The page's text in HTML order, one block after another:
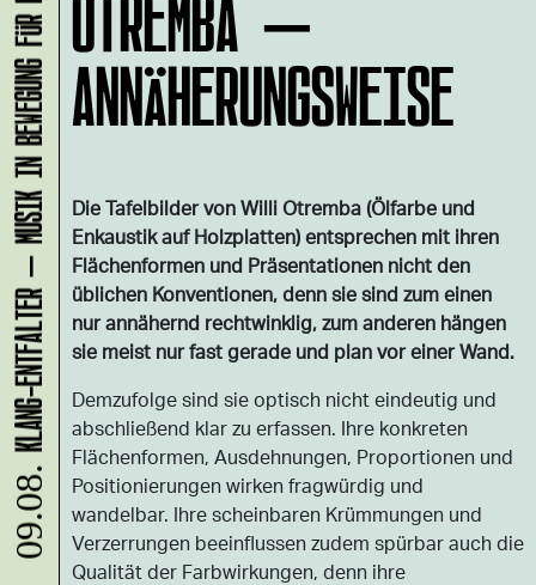
ANNÄHERUNGSWEISE
Die Tafelbilder von Willi Otremba (Ölfarbe und
Enkaustik auf Holzplatten) entsprechen mit ihren
Flächenformen und Präsentationen nicht den
üblichen Konventionen, denn sie sind zum einen
nur annähernd rechtwinklig, zum anderen hängen
sie meist nur fast gerade und plan vor einer Wand.
Demzufolge sind sie optisch nicht eindeutig und
abschließend klar zu erfassen. Ihre konkreten
Flächenformen, Ausdehnungen, Proportionen und
Positionierungen wirken fragwürdig und
wandelbar. Ihre scheinbaren Krümmungen und
Verzerrungen beeinflussen zudem spürbar auch die
Qualität der Farbwirkungen, denn ihre
09.08.
KLANG-ENTFALTER – MUSIK IN BEWEGUNG FÜR DIE NORDSTADT